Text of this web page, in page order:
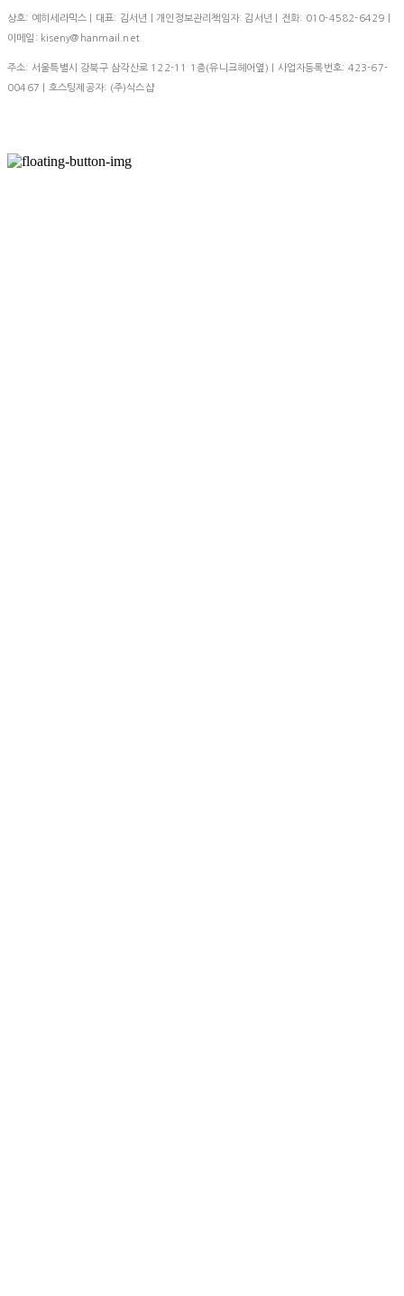
상호: 예히세라믹스 | 대표: 김서년 | 개인정보관리책임자: 김서년 | 전화: 010-4582-6429 |
이메일: kiseny@hanmail.net
주소: 서울특별시 강북구 삼각산로 122-11 1층(유니크헤어옆) | 사업자등록번호: 423-67-
00467
| 호스팅제공자: (주)식스샵